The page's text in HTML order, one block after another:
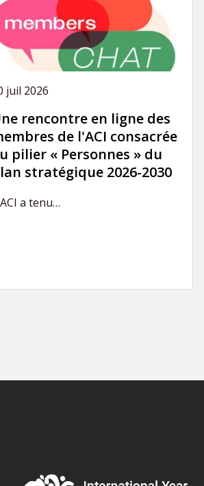
juil 2026
rencontre en ligne des
de l'ACI consacrée
pilier « Personnes » du
stratégique 2026-2030
a tenu…